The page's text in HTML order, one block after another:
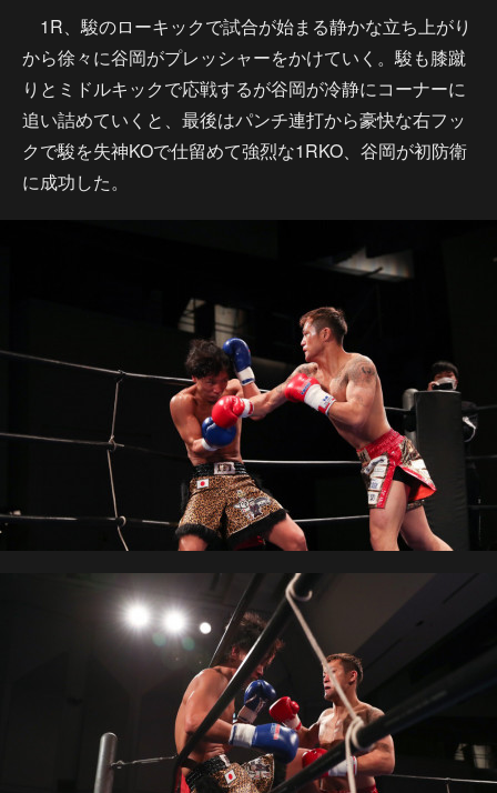
1R、駿のローキックで試合が始まる静かな立ち上がり
から徐々に谷岡がプレッシャーをかけていく。駿も膝蹴
りとミドルキックで応戦するが谷岡が冷静にコーナーに
追い詰めていくと、最後はパンチ連打から豪快な右フッ
クで駿を失神KOで仕留めて強烈な1RKO、谷岡が初防衛
に成功した。